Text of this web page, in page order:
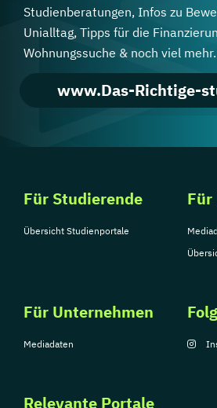
Studienberatungen, Infos zu
Unialltag, Tipps für die
Wohnungssuche & noch viel mehr.
www.Das-Richtige-
Für Studierende
Übersicht Studienportale
Für
Für Unternehmen
Mediadaten
Relevante Portale